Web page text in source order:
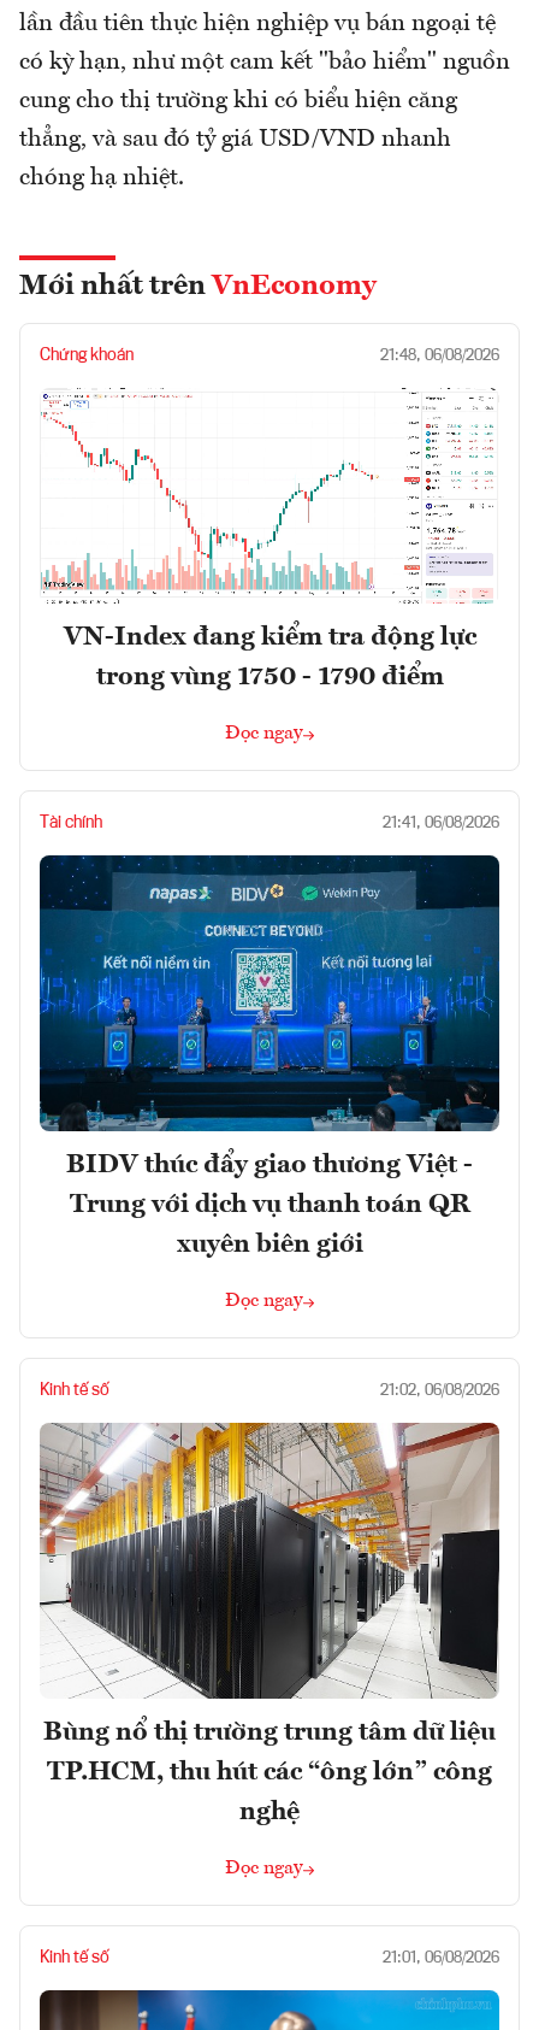
lần đầu tiên thực hiện nghiệp vụ bán ngoại tệ
có kỳ hạn, như một cam kết "bảo hiểm" nguồn
cung cho thị trường khi có biểu hiện căng
thẳng, và sau đó tỷ giá USD/VND nhanh
chóng hạ nhiệt.
Mới nhất trên VnEconomy
Chứng khoán 21:48, 06/08/2026
VN-Index đang kiểm tra động lực
trong vùng 1750 - 1790 điểm
Đọc ngay
Tài chính 21:41, 06/08/2026
BIDV thúc đẩy giao thương Việt -
Trung với dịch vụ thanh toán QR
xuyên biên giới
Đọc ngay
Kinh tế số 21:02, 06/08/2026
Bùng nổ thị trường trung tâm dữ liệu
TP.HCM, thu hút các “ông lớn” công
nghệ
Đọc ngay
Kinh tế số 21:01, 06/08/2026